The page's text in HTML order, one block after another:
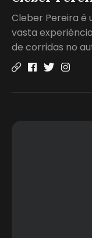
Cleber Pereira é
vasta
de corridas no